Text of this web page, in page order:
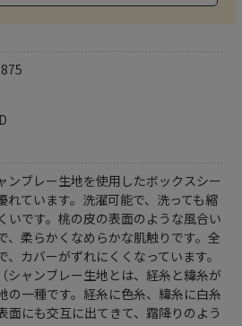
ンブレー生地を使用したボックスシー
れています。洗濯可能で、洗っても縮
いです。桃の皮の表面のような風合い
、柔らかくなめらかな肌触りです。全
カバーがずれにくくなっています。
シャンブレー生地とは、経糸と緯糸が
の一種です。経糸に色糸、緯糸に白糸
面にも交互に出てきて、霜降りのよう